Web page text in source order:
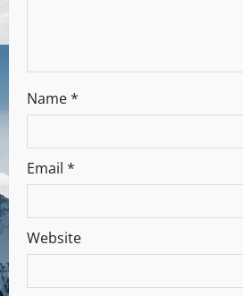
Name*
Email *
Website